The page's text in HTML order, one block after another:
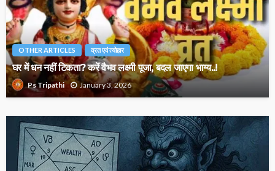
OTHER ARTICLES व्रत एवं त्योहार
घर में धन नहीं टिकता? करें वैभव लक्ष्मी पूजा, बदल जाएगा भाग्य..!
Ps Tripathi January 3, 2026